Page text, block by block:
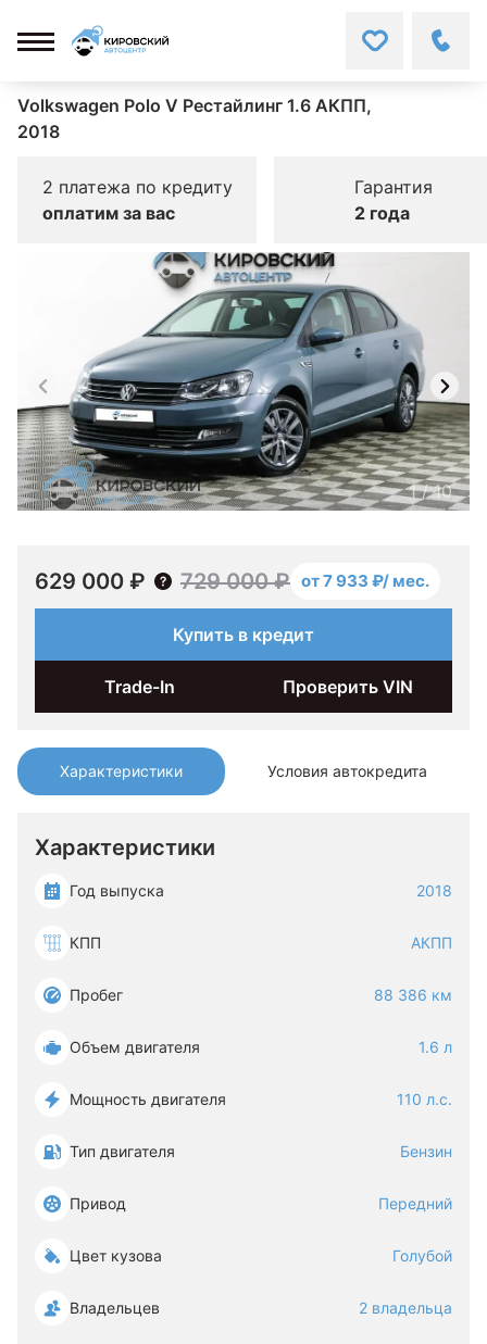
Volkswagen Polo V Рестайлинг 1.6 АКПП,
2018
2 платежа по кредиту
оплатим за вас
Гарантия
2 года
Характеристики Условия автокредита
Характеристики
Год выпуска 2018
КПП АКПП
Пробег 88 386 км
Объем двигателя 1.6 л
Мощность двигателя 110 л.с.
Тип двигателя Бензин
Привод Передний
Цвет кузова Голубой
Владельцев 2 владельца
1/10
629 000 ₽ 729 000 ₽ от 7 933 ₽/ мес.
Купить в кредит
Trade-In Проверить VIN